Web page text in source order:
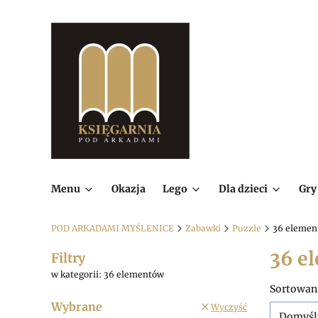
Menu Okazja Lego Dla dzieci Gry
POD ARKADAMI MYŚLENICE Zabawki Puzzle 36
Filtry
w kategorii: 36 elementów
Wybrane Wyczyść
36
Lista